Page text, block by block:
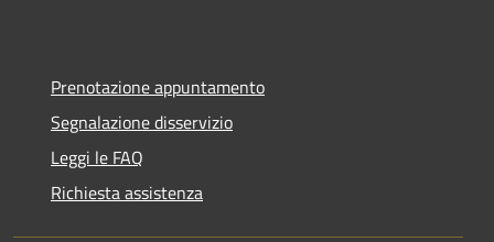
Prenotazione appuntamento
Segnalazione disservizio
Leggi le FAQ
Richiesta assistenza